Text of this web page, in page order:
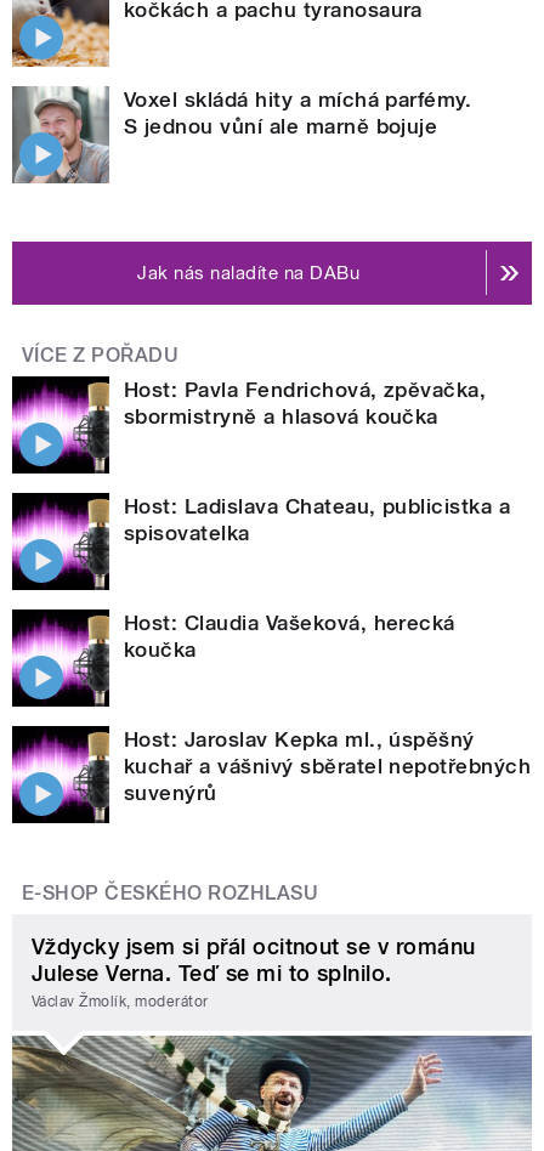
kočkách a pachu tyranosaura
Voxel skládá hity a míchá parfémy.
S jednou vůní ale marně bojuje
Jak nás naladíte na DABu
VÍCE Z POŘADU
Host: Pavla Fendrichová, zpěvačka,
sbormistryně a hlasová koučka
Host: Ladislava Chateau, publicistka a
spisovatelka
Host: Claudia Vašeková, herecká
koučka
Host: Jaroslav Kepka ml., úspěšný
kuchař a vášnivý sběratel nepotřebných
suvenýrů
E-SHOP ČESKÉHO ROZHLASU
Vždycky jsem si přál ocitnout se v románu
Julese Verna. Teď se mi to splnilo.
Václav Žmolík, moderátor